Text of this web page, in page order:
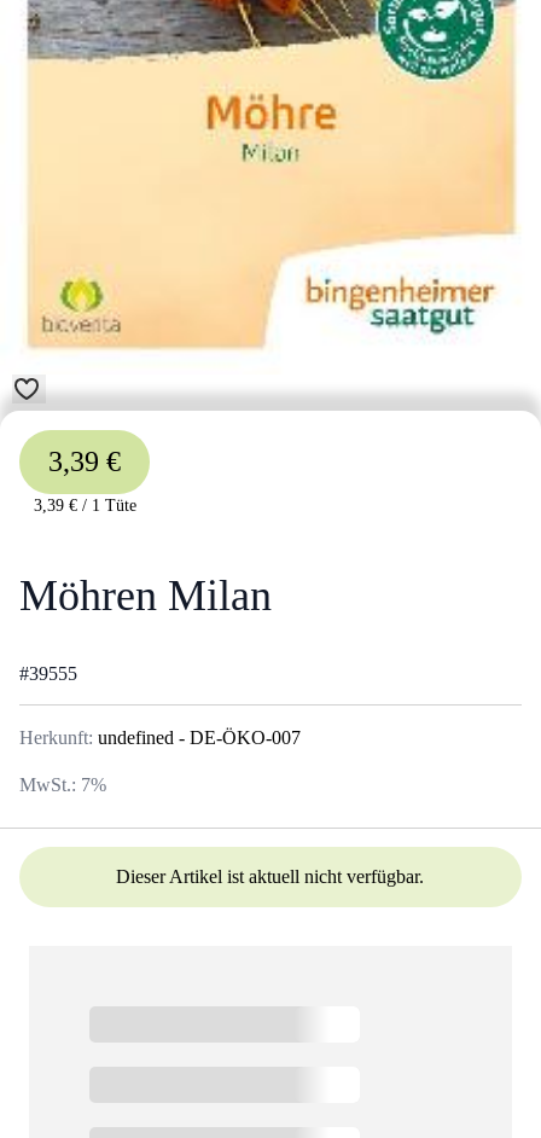
Möhren Milan
#39555
Herkunft: undefined - DE-ÖKO-007
MwSt.: 7%
3,39 €
3,39 €/ 1 Tüte
Dieser Artikel ist aktuell nicht verfügbar.